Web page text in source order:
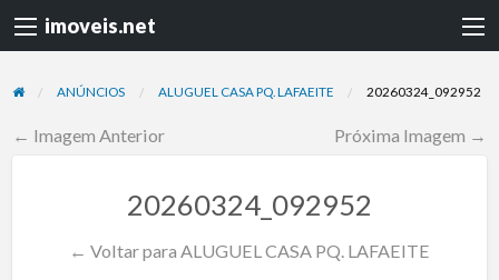
imoveis.net
ANÚNCIOS ALUGUEL CASA PQ. LAFAEITE 20260324_092952
← Imagem Anterior Próxima Imagem →
20260324_092952
← Voltar para ALUGUEL CASA PQ. LAFAEITE